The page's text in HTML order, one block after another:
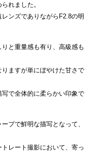
れました。
ンズでありながらF2.8の明
と重量感も有り、高級感も
ますが単にぼやけた甘さで
で全体的に柔らかい印象で
プで鮮明な描写となって、
レート撮影において、寄っ